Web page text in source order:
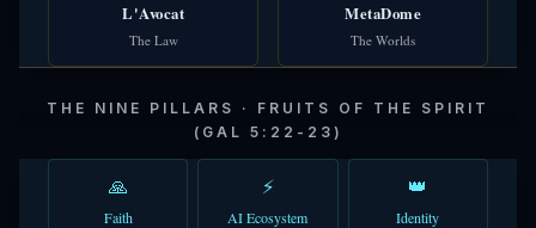
L'Avocat
The Law
MetaDome
The Worlds
THE NINE PILLARS · FRUITS OF THE SPIRIT
(GAL 5:22-23)
🙏
Faith
⚡
AI Ecosystem
👑
Identity